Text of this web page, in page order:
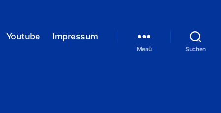
Youtube Impressum
Menü Suchen